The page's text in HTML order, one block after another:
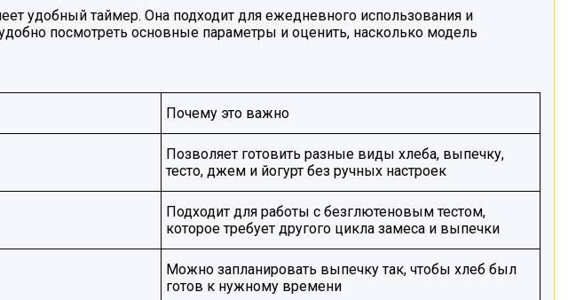
удобный таймер. Она подходит для ежедневного использования и
посмотреть основные параметры и оценить, насколько модель
Почему это важно
Позволяет готовить разные виды хлеба, выпечку,
тесто, джем и йогурт без ручных настроек
Подходит для работы с безглютеновым тестом,
которое требует другого цикла замеса и выпечки
Можно запланировать выпечку так, чтобы хлеб был
готов к нужному времени